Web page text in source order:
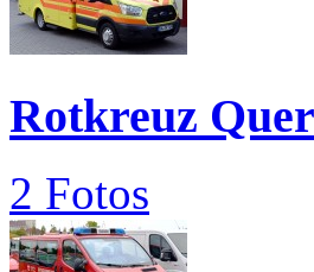
Rotkreuz
2 Fotos